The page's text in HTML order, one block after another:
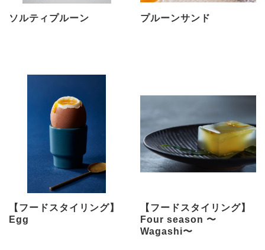
ソルティプルーン プルーンサンド
【フードスタイリング】
Egg
【フードスタイリング】
Four season 〜
Wagashi〜